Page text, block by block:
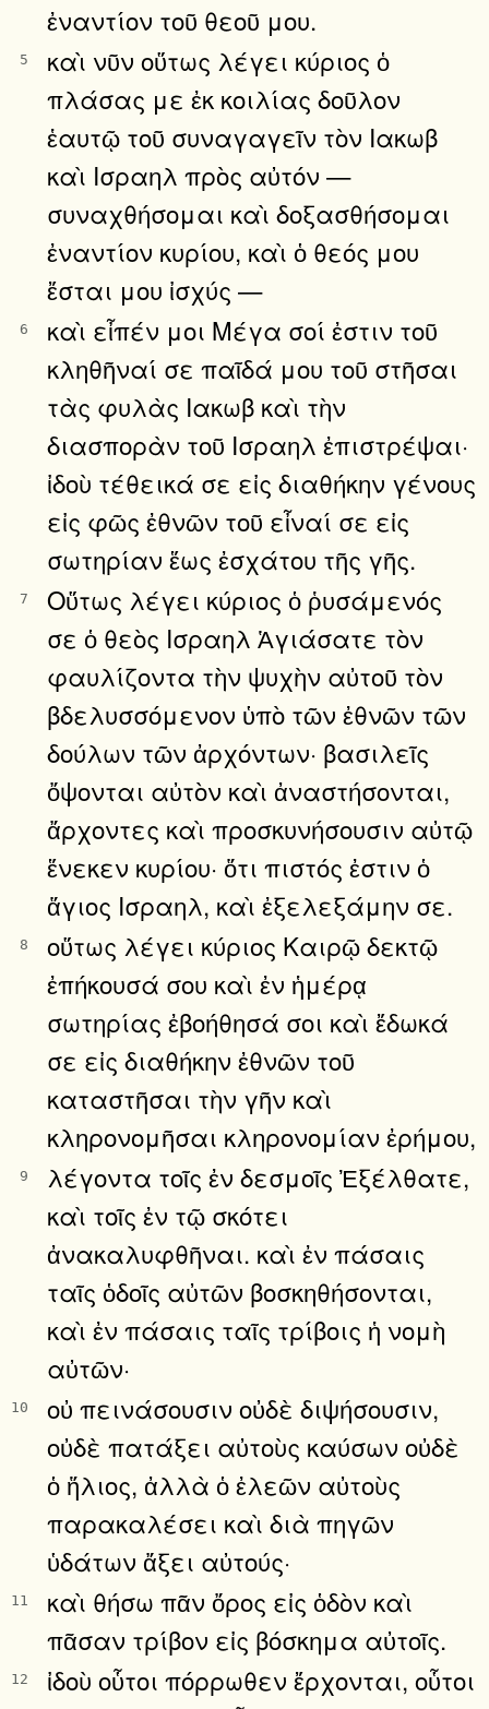
ἐναντίον τοῦ θεοῦ μου.
5
καὶ νῦν οὕτως λέγει κύριος ὁ
πλάσας με ἐκ κοιλίας δοῦλον
ἑαυτῷ τοῦ συναγαγεῖν τὸν Ιακωβ
καὶ Ισραηλ πρὸς αὐτόν —
συναχθήσομαι καὶ δοξασθήσομαι
ἐναντίον κυρίου, καὶ ὁ θεός μου
ἔσται μου ἰσχύς —
6
καὶ εἶπέν μοι Μέγα σοί ἐστιν τοῦ
κληθῆναί σε παῖδά μου τοῦ στῆσαι
τὰς φυλὰς Ιακωβ καὶ τὴν
διασπορὰν τοῦ Ισραηλ ἐπιστρέψαι·
ἰδοὺ τέθεικά σε εἰς διαθήκην γένους
εἰς φῶς ἐθνῶν τοῦ εἶναί σε εἰς
σωτηρίαν ἕως ἐσχάτου τῆς γῆς.
7
Οὕτως λέγει κύριος ὁ ῥυσάμενός
σε ὁ θεὸς Ισραηλ Ἁγιάσατε τὸν
φαυλίζοντα τὴν ψυχὴν αὐτοῦ τὸν
βδελυσσόμενον ὑπὸ τῶν ἐθνῶν τῶν
δούλων τῶν ἀρχόντων· βασιλεῖς
ὄψονται αὐτὸν καὶ ἀναστήσονται,
ἄρχοντες καὶ προσκυνήσουσιν αὐτῷ
ἕνεκεν κυρίου· ὅτι πιστός ἐστιν ὁ
ἅγιος Ισραηλ, καὶ ἐξελεξάμην σε.
8
οὕτως λέγει κύριος Καιρῷ δεκτῷ
ἐπήκουσά σου καὶ ἐν ἡμέρᾳ
σωτηρίας ἐβοήθησά σοι καὶ ἔδωκά
σε εἰς διαθήκην ἐθνῶν τοῦ
καταστῆσαι τὴν γῆν καὶ
κληρονομῆσαι κληρονομίαν ἐρήμου,
9
λέγοντα τοῖς ἐν δεσμοῖς Ἐξέλθατε,
καὶ τοῖς ἐν τῷ σκότει
ἀνακαλυφθῆναι. καὶ ἐν πάσαις
ταῖς ὁδοῖς αὐτῶν βοσκηθήσονται,
καὶ ἐν πάσαις ταῖς τρίβοις ἡ νομὴ
αὐτῶν·
10
οὐ πεινάσουσιν οὐδὲ διψήσουσιν,
οὐδὲ πατάξει αὐτοὺς καύσων οὐδὲ
ὁ ἥλιος, ἀλλὰ ὁ ἐλεῶν αὐτοὺς
παρακαλέσει καὶ διὰ πηγῶν
ὑδάτων ἄξει αὐτούς·
11
καὶ θήσω πᾶν ὄρος εἰς ὁδὸν καὶ
πᾶσαν τρίβον εἰς βόσκημα αὐτοῖς.
12
ἰδοὺ οὗτοι πόρρωθεν ἔρχονται, οὗτοι